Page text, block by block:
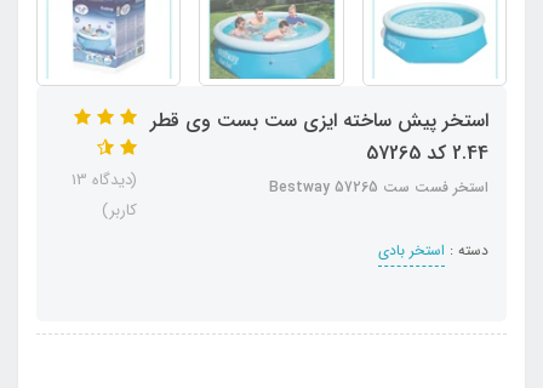
استخر پیش ساخته ایزی ست بست وی قطر
2.44 کد 57265
استخر فست ست Bestway 57265
دسته : استخر بادی
(دیدگاه 13
کاربر)